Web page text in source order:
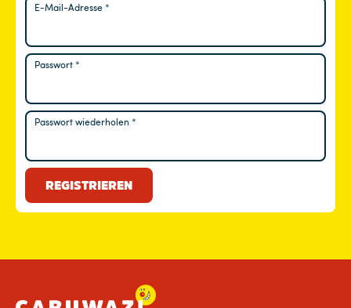
E-Mail-Adresse*
Passwort*
Passwort wiederholen *
REGISTRIEREN